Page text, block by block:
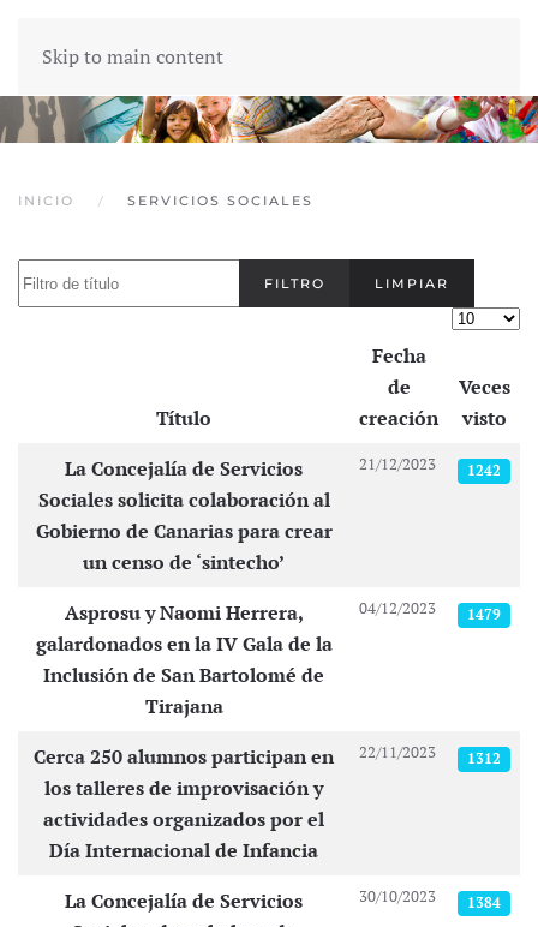
Skip to main content
INICIO SERVICIOS SOCIALES
Filtro de título FILTRO LIMPIAR
Cantidad
Artículos
Título
Fecha
de
creación
Veces
visto
La Concejalía de Servicios
Sociales solicita colaboración al
Gobierno de Canarias para crear
un censo de ‘sintecho’
21/12/2023 1242
Asprosu y Naomi Herrera,
galardonados en la IV Gala de la
Inclusión de San Bartolomé de
Tirajana
04/12/2023 1479
Cerca 250 alumnos participan en
los talleres de improvisación y
actividades organizados por el
Día Internacional de Infancia
22/11/2023 1312
La Concejalía de Servicios
30/10/2023 1384